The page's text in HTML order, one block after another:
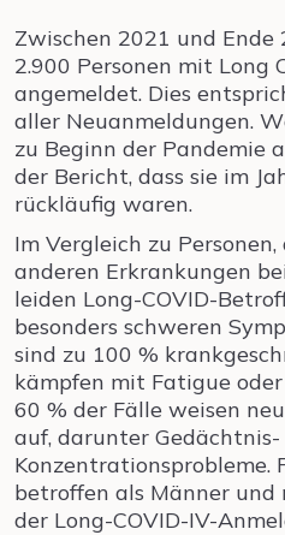
Zwischen 2021 und
2.900 Personen mit Long
angemeldet. Dies
aller Neuanmeldungen.
zu Beginn der Pandemie
der Bericht, dass sie im
rückläufig waren.
Im Vergleich zu
anderen Erkrankungen
leiden Long-COVID-
besonders schweren
sind zu 100 %
kämpfen mit Fatigue
60 % der Fälle weisen
auf, darunter Gedächtnis-
Konzentrationsprobleme.
betroffen als Männer
der Long-COVID-IV-